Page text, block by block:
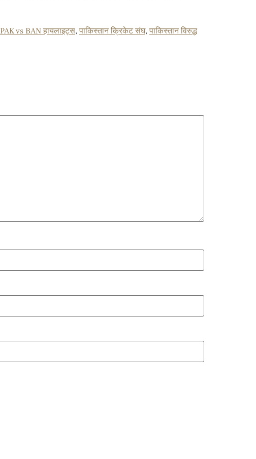
PAK vs BAN हायलाइट्स, पाकिस्तान क्रिकेट संघ, पाकिस्तान विरुद्ध